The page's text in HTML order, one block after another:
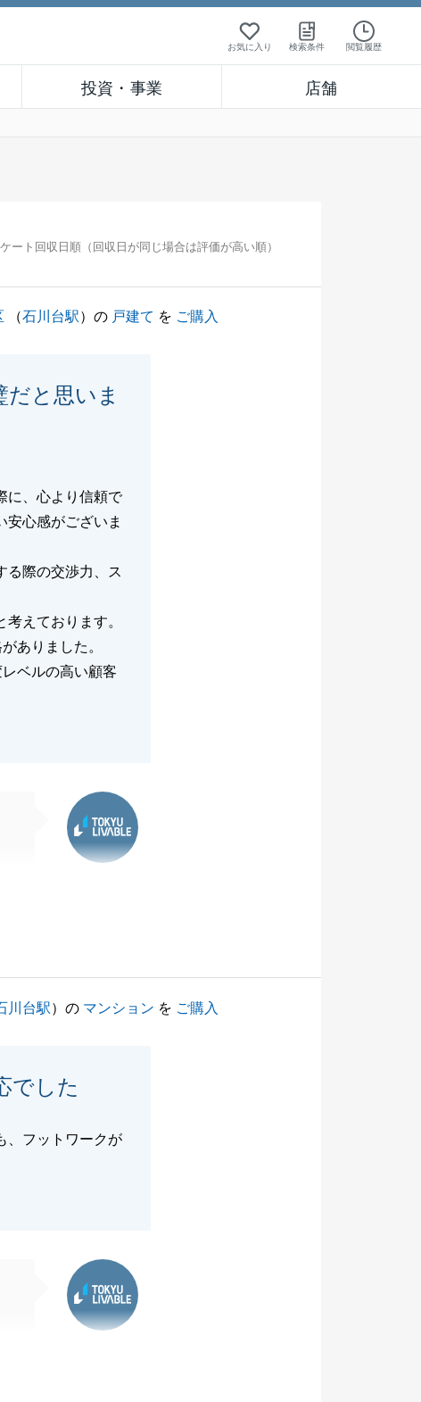
お気に入り 検索条件 閲覧履歴
投資・事業 店舗
ート回収日順（回収日が同じ場合は評価が高い順）
（石川台駅）の 戸建て を ご購入
と思いま
に、心より信頼で
安心感がございま
る際の交渉力、ス
えております。
ありました。
ベルの高い顧客
川台駅）の マンション を ご購入
でした
、フットワークが